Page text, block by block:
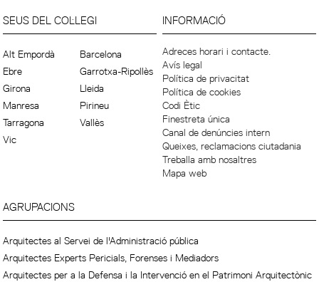
SEUS DEL COL·LEGI
Alt Empordà
Barcelona
Ebre
Garrotxa-Ripollès
Girona
Lleida
Manresa
Pirineu
Tarragona
Vallès
Vic
INFORMACIÓ
Adreces horari i contacte.
Avís legal
Política de privacitat
Política de cookies
Codi Ètic
Finestreta única
Canal de denúncies intern
Queixes, reclamacions ciutadania
Treballa amb nosaltres
Mapa web
AGRUPACIONS
Arquitectes al Servei de l'Administració pública
Arquitectes Experts Pericials, Forenses i Mediadors
Arquitectes per a la Defensa i la Intervenció en el Patrimoni Arquitectònic